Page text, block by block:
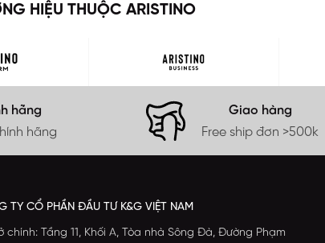
HIỆU THUỘC ARISTINO
hãng
hãng
Giao hàng
Free ship đơn >500k
TY CỔ PHẦN ĐẦU TƯ K&G VIỆT NAM
chính: Tầng 11, Khối A, Tòa nhà Sông Đà, Đường Phạm